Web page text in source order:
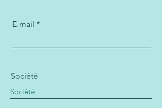
E-mail
Société